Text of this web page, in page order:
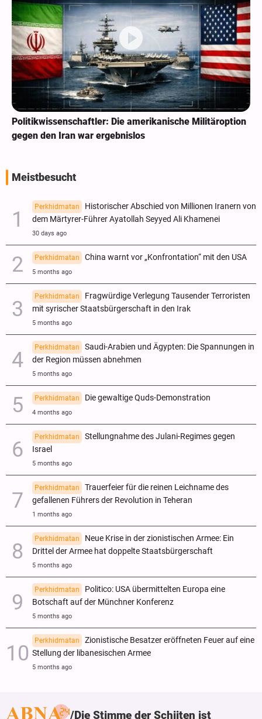
Die amerikanische Militäroption
ergebnislos
Pakistan: Wir
Meistbesucht
Perkhidmatan
Historischer Abschied von Millionen Iranern von
dem Märtyrer-Führer Ayatollah Seyyed Ali Khamenei
30 days ago
Perkhidmatan China warnt vor „Konfrontation“ mit den USA
5 months ago
Perkhidmatan
Fragwürdige Verlegung Tausender Terroristen
mit syrischer Staatsbürgerschaft in den Irak
5 months ago
Perkhidmatan
Saudi-Arabien und Ägypten: Die Spannungen in
der Region müssen abnehmen
5 months ago
Perkhidmatan Die gewaltige Quds-Demonstration
4 months ago
Perkhidmatan
Stellungnahme des Julani-Regimes gegen
Israel
5 months ago
Perkhidmatan
Trauerfeier für die reinen Leichname des
gefallenen Führers der Revolution in Teheran
1 months ago
Perkhidmatan
Neue Krise in der zionistischen Armee: Ein
Drittel der Armee hat doppelte Staatsbürgerschaft
5 months ago
Perkhidmatan
Politico: USA übermittelten Europa eine
Botschaft auf der Münchner Konferenz
5 months ago
Perkhidmatan
Zionistische Besatzer eröffneten Feuer auf eine
Stellung der libanesischen Armee
5 months ago
Die Stimme der Schiiten ist